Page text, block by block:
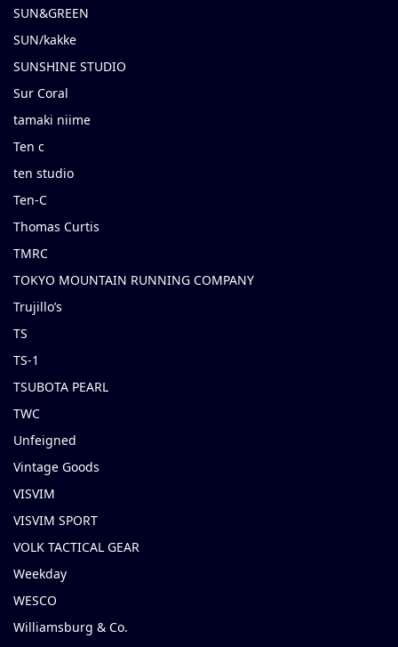
SUN&GREEN
SUN/kakke
SUNSHINE STUDIO
Sur Coral
tamaki niime
Ten c
ten studio
Ten-C
Thomas Curtis
TMRC
TOKYO MOUNTAIN RUNNING COMPANY
Trujillo’s
TS
TS-1
TSUBOTA PEARL
TWC
Unfeigned
Vintage Goods
VISVIM
VISVIM SPORT
VOLK TACTICAL GEAR
Weekday
WESCO
Williamsburg & Co.